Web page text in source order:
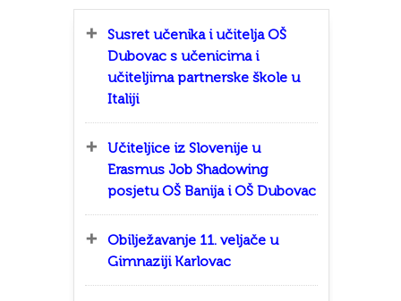
Susret učenika i učitelja OŠ
Dubovac s učenicima i
učiteljima partnerske škole u
Italiji
Učiteljice iz Slovenije u
Erasmus Job Shadowing
posjetu OŠ Banija i OŠ Dubovac
Obilježavanje 11. veljače u
Gimnaziji Karlovac